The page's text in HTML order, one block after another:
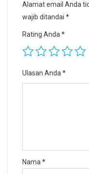
Alamat email Anda
wajib ditandai *
Rating Anda *
Ulasan Anda *
Nama *